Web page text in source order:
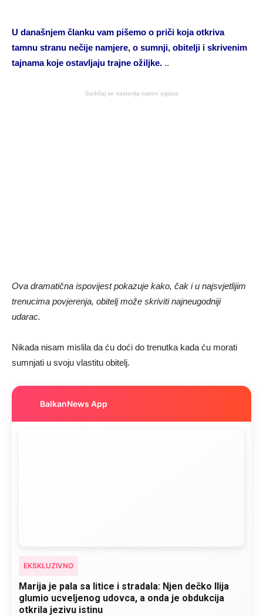
U današnjem članku vam pišemo o priči koja otkriva
tamnu stranu nečije namjere, o sumnji, obitelji i skrivenim
tajnama koje ostavljaju trajne ožiljke. ..
Sadržaj se nastavlja nakon oglasa
Ova dramatična ispovijest pokazuje kako, čak i u najsvjetlijim
trenucima povjerenja, obitelj može skriviti najneugodniji
udarac.
Nikada nisam mislila da ću doći do trenutka kada ću morati
sumnjati u svoju vlastitu obitelj.
BalkanNews App
EKSKLUZIVNO
Marija je pala sa litice i stradala: Njen dečko Ilija
glumio ucveljenog udovca, a onda je obdukcija
otkrila jezivu istinu